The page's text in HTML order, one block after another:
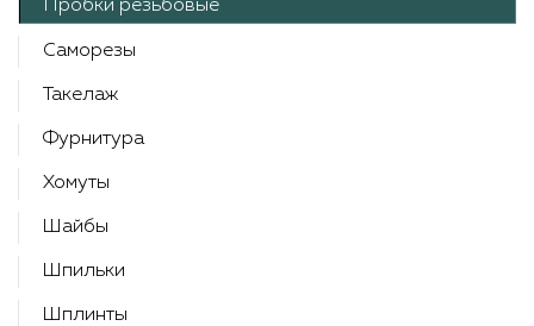
Пробки резьбовые
Саморезы
Такелаж
Фурнитура
Хомуты
Шайбы
Шпильки
Шплинты